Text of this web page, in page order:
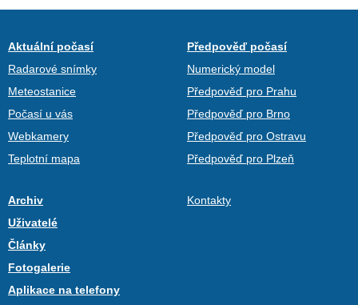
Aktuální počasí
Radarové snímky
Meteostanice
Počasí u vás
Webkamery
Teplotní mapa
Předpověď počasí
Numerický model
Předpověď pro Prahu
Předpověď pro Brno
Předpověď pro Ostravu
Předpověď pro Plzeň
Archiv
Uživatelé
Články
Fotogalerie
Aplikace na telefony
Kontakty